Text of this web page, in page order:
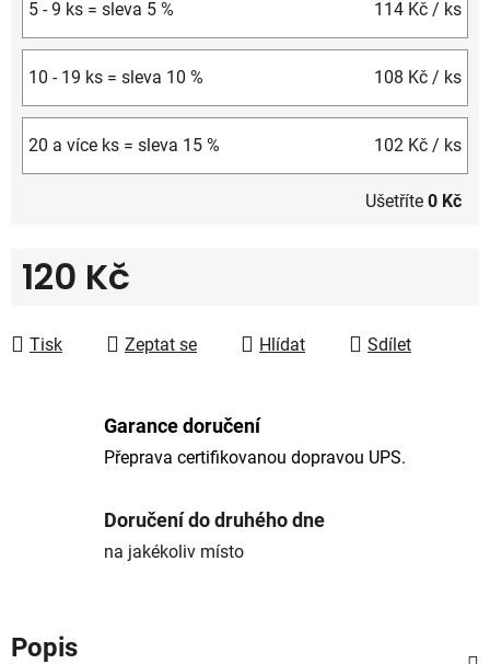
5 - 9 ks = sleva 5 % 114 Kč / ks
10 - 19 ks = sleva 10 % 108 Kč / ks
20 a více ks = sleva 15 % 102 Kč / ks
Ušetříte 0 Kč
120 Kč
Tisk
Zeptat se Hlídat Sdílet
Garance doručení
Přeprava certifikovanou dopravou UPS.
Doručení do druhého dne
na jakékoliv místo
Popis